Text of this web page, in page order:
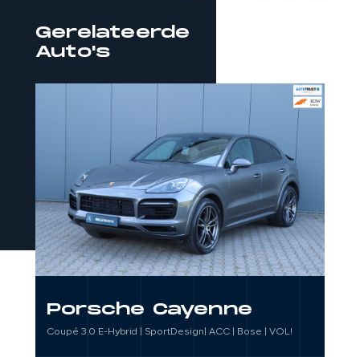
Gerelateerde
Auto's
Porsche Cayenne
Coupé 3.0 E-Hybrid | SportDesign| ACC | Bose | VOL!